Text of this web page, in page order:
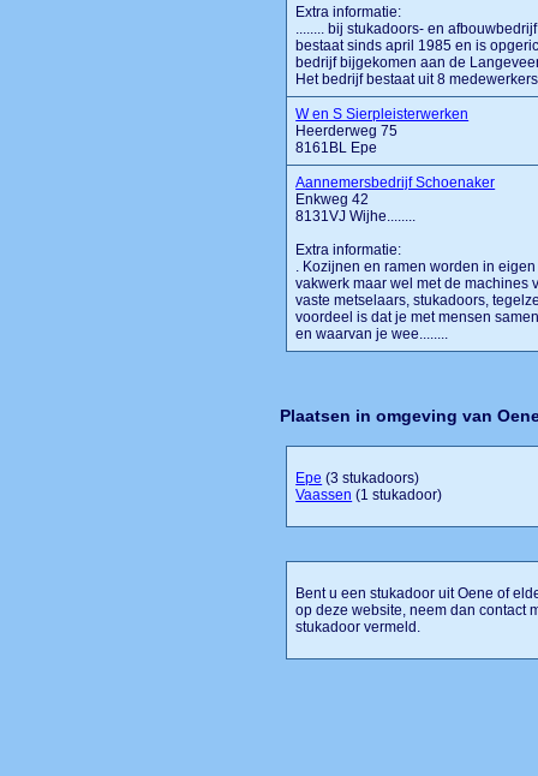
Extra informatie:
........ bij stukadoors- en
bestaat sinds april 1985 en is
bedrijf bijgekomen aan de
Het bedrijf bestaat uit 8
W en S Sierpleisterwerken
Heerderweg 75
8161BL Epe
Aannemersbedrijf Schoenaker
Enkweg 42
8131VJ Wijhe........
Extra informatie:
. Kozijnen en ramen worden in
vakwerk maar wel met de machines
vaste metselaars, stukadoors,
voordeel is dat je met mensen
en waarvan je wee........
Plaatsen in omgeving van
Epe (3 stukadoors)
Vaassen (1 stukadoor)
Bent u een stukadoor uit Oene of
op deze website, neem dan contact
stukadoor vermeld.